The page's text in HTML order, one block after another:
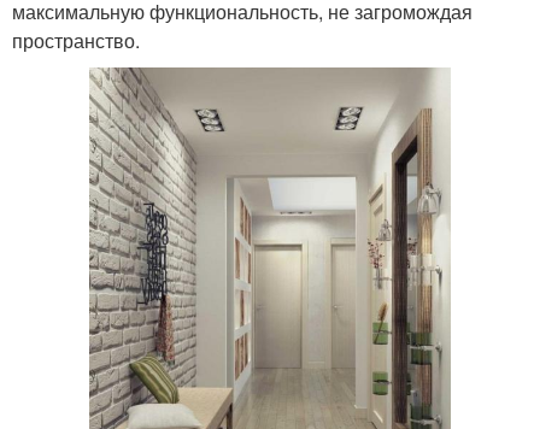
максимальную функциональность, не загромождая
пространство.